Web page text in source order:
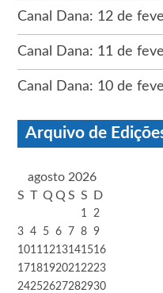
Canal Dana: 12 de
Canal Dana: 11 de
Canal Dana: 10 de
Arquivo de
agosto 2026
S T Q Q S S D
1
2
3 4 5 6 7 8 9
1011 1213141516
1718192021 2223
24252627282930